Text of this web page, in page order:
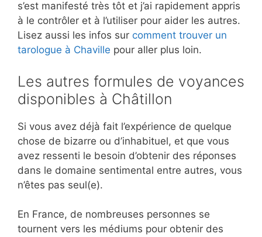
s’est manifesté très tôt et j’ai rapidement appris
à le contrôler et à l’utiliser pour aider les autres.
Lisez aussi les infos sur comment trouver un
tarologue à Chaville pour aller plus loin.
Les autres formules de voyances
disponibles à Châtillon
Si vous avez déjà fait l’expérience de quelque
chose de bizarre ou d’inhabituel, et que vous
avez ressenti le besoin d’obtenir des réponses
dans le domaine sentimental entre autres, vous
n’êtes pas seul(e).
En France, de nombreuses personnes se
tournent vers les médiums pour obtenir des